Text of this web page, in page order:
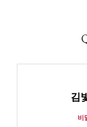
김
비